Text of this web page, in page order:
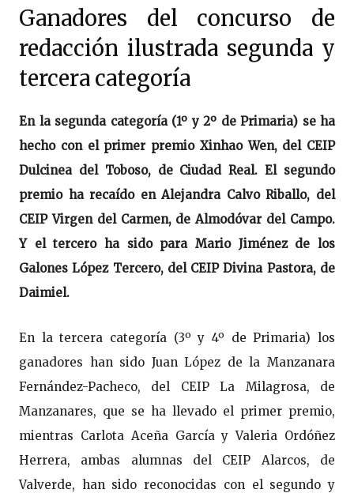
Ganadores del concurso de
redacción ilustrada segunda y
tercera categoría
En la segunda categoría (1º y 2º de Primaria) se ha
hecho con el primer premio Xinhao Wen, del CEIP
Dulcinea del Toboso, de Ciudad Real. El segundo
premio ha recaído en Alejandra Calvo Riballo, del
CEIP Virgen del Carmen, de Almodóvar del Campo.
Y el tercero ha sido para Mario Jiménez de los
Galones López Tercero, del CEIP Divina Pastora, de
Daimiel.
En la tercera categoría (3º y 4º de Primaria) los
ganadores han sido Juan López de la Manzanara
Fernández-Pacheco, del CEIP La Milagrosa, de
Manzanares, que se ha llevado el primer premio,
mientras Carlota Aceña García y Valeria Ordóñez
Herrera, ambas alumnas del CEIP Alarcos, de
Valverde, han sido reconocidas con el segundo y